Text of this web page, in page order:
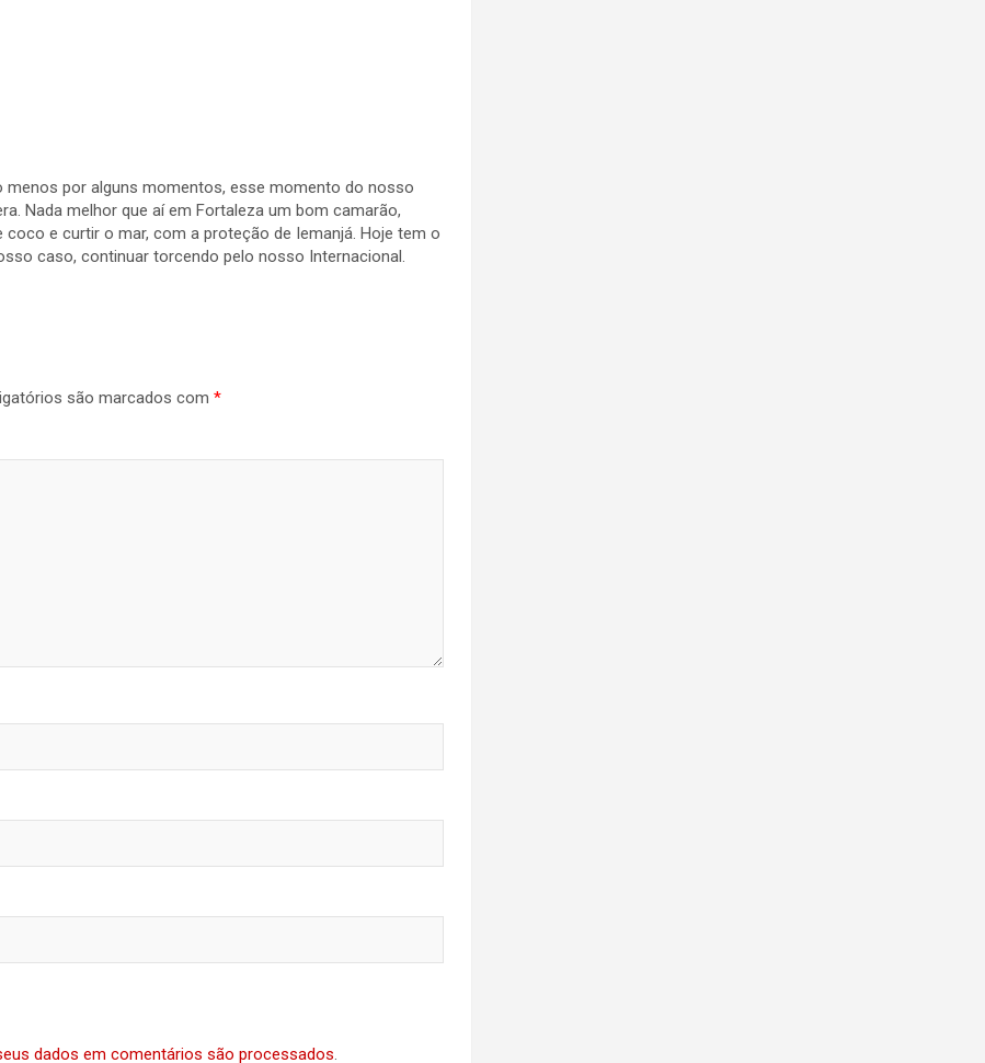
menos por alguns momentos, esse momento do nosso
Nada melhor que aí em Fortaleza um bom camarão,
e curtir o mar, com a proteção de Iemanjá. Hoje tem o
caso, continuar torcendo pelo nosso Internacional.
são marcados com *
dados em comentários são processados.